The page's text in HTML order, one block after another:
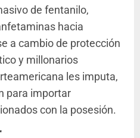
de fentanilo,
hacia
a cambio de protección
y millonarios
les imputa,
para importar
con la posesión.